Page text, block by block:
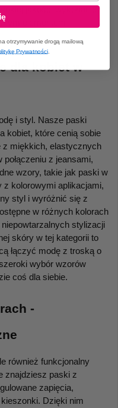
jakości wykonanie
elementem
dla kobiet w
i styl. Nasze paski
kobiet, które cenią sobie
z miękkich, elastycznych
połączeniu z jeansami,
wzory, takie jak paski w
kolorowymi aplikacjami,
styl i wyróżnić się z
w różnych kolorach
stylizacji
skóry w tej kategorii to
łączyć modę z troską o
wybór wzorów
coś dla siebie.
-
również funkcjonalny
znajdziesz paski z
zapięcia,
Dzięki nim
otrzymywanie drogą mailową
Prywatności.